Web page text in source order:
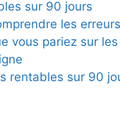
sur 90 jours
les erreurs
vous pariez sur les
rentables sur 90